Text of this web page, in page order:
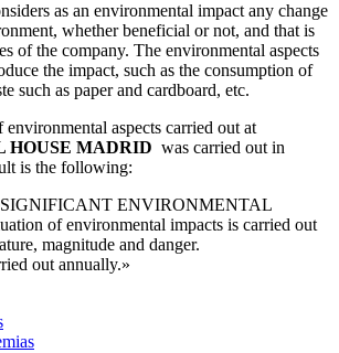
as an environmental impact any change
whether beneficial or not, and that is
of the company. The environmental aspects
the impact, such as the consumption of
such as paper and cardboard, etc.
aspects carried out at
HOUSE MADRID was carried out in
is the following:
ENVIRONMENTAL
of environmental impacts is carried out
magnitude and danger.
out annually.»